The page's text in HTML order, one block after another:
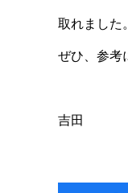
取れました。
ぜひ、参考
吉田